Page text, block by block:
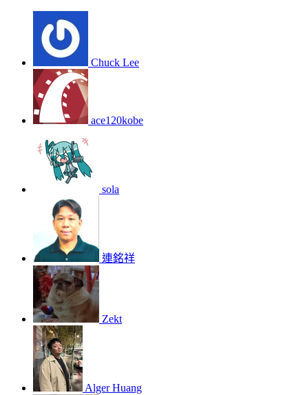
Chuck Lee
ace120kobe
sola
連銘祥
Zekt
Alger Huang